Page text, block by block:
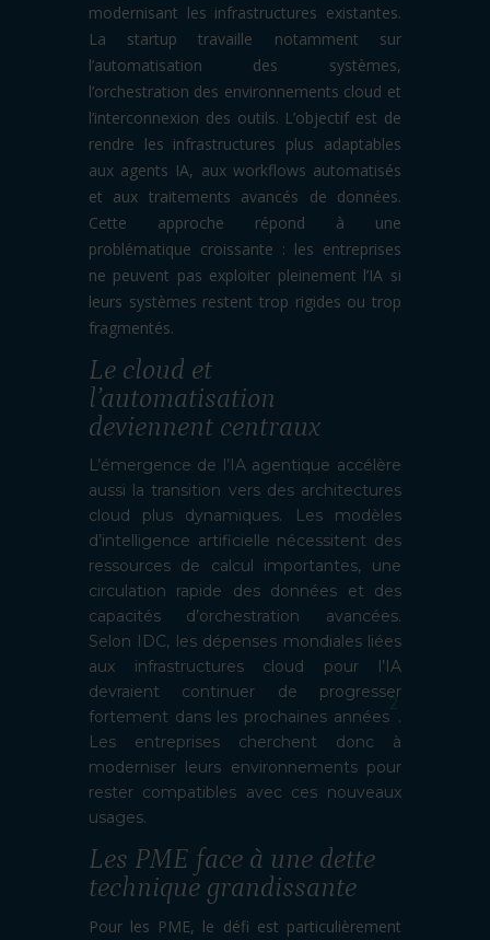
modernisant les infrastructures existantes.
La startup travaille notamment sur
l’automatisation des systèmes,
l’orchestration des environnements cloud et
l’interconnexion des outils. L’objectif est de
rendre les infrastructures plus adaptables
aux agents IA, aux workflows automatisés
et aux traitements avancés de données.
Cette approche répond à une
problématique croissante : les entreprises
ne peuvent pas exploiter pleinement l’IA si
leurs systèmes restent trop rigides ou trop
fragmentés.
Le cloud et
l’automatisation
deviennent centraux
L’émergence de l’IA agentique accélère
aussi la transition vers des architectures
cloud plus dynamiques. Les modèles
d’intelligence artificielle nécessitent des
ressources de calcul importantes, une
circulation rapide des données et des
capacités d’orchestration avancées.
Selon IDC, les dépenses mondiales liées
aux infrastructures cloud pour l’IA
devraient continuer de progresser
fortement dans les prochaines années
2
.
Les entreprises cherchent donc à
moderniser leurs environnements pour
rester compatibles avec ces nouveaux
usages.
Les PME face à une dette
technique grandissante
Pour les PME, le défi est particulièrement